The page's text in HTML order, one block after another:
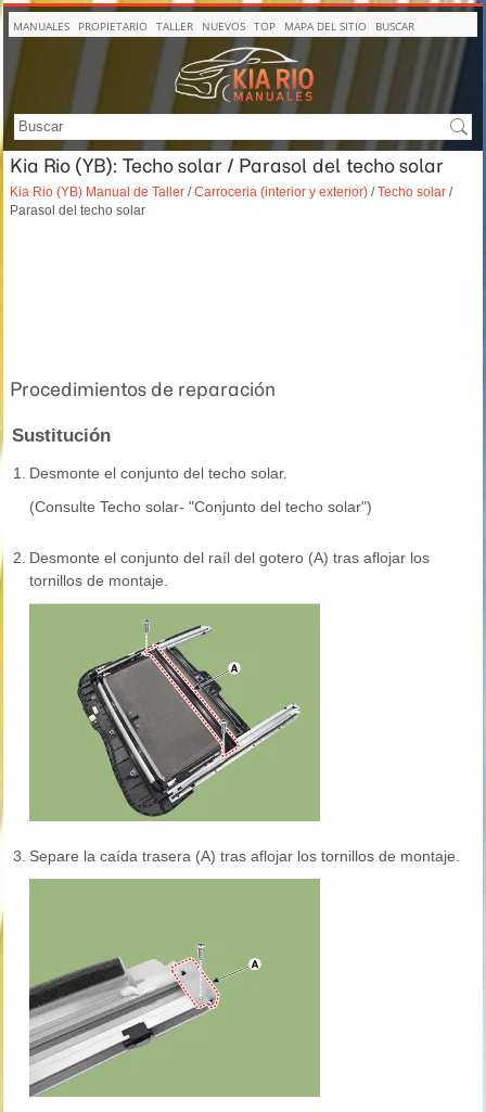
MANUALES PROPIETARIO TALLER NUEVOS TOP MAPA DEL SITIO BUSCAR
Kia Rio (YB): Techo solar / Parasol del techo solar
Kia Rio (YB) Manual de Taller /Carroceria (interior y exterior) /Techo solar /
Parasol del techo solar
Procedimientos de reparación
Sustitución
1.
Desmonte el conjunto del techo solar.
(Consulte Techo solar- "Conjunto del techo solar")
2. Desmonte el conjunto del raíl del gotero (A) tras aflojar los
tornillos de montaje.
3. Separe la caída trasera (A) tras aflojar los tornillos de montaje.